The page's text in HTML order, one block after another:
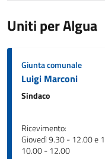
Uniti per Algua
Giunta comunale
Luigi Marconi
Sindaco
Ricevimento:
Giovedì 9.30 - 12.00 e
10.00 - 12.00